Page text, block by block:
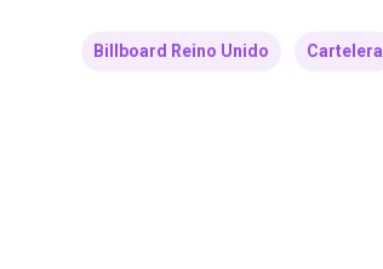
Billboard Reino Unido Cartelera